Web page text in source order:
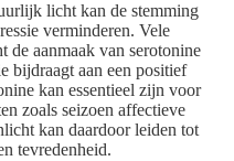
licht kan de stemming
verminderen. Vele
de aanmaak van serotonine
bijdraagt aan een positief
kan essentieel zijn voor
zoals seizoen affectieve
kan daardoor leiden tot
tevredenheid.